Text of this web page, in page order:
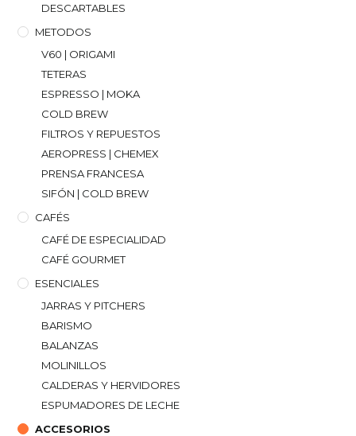
DESCARTABLES
METODOS
V60 | ORIGAMI
TETERAS
ESPRESSO | MOKA
COLD BREW
FILTROS Y REPUESTOS
AEROPRESS | CHEMEX
PRENSA FRANCESA
SIFÓN | COLD BREW
CAFÉS
CAFÉ DE ESPECIALIDAD
CAFÉ GOURMET
ESENCIALES
JARRAS Y PITCHERS
BARISMO
BALANZAS
MOLINILLOS
CALDERAS Y HERVIDORES
ESPUMADORES DE LECHE
ACCESORIOS